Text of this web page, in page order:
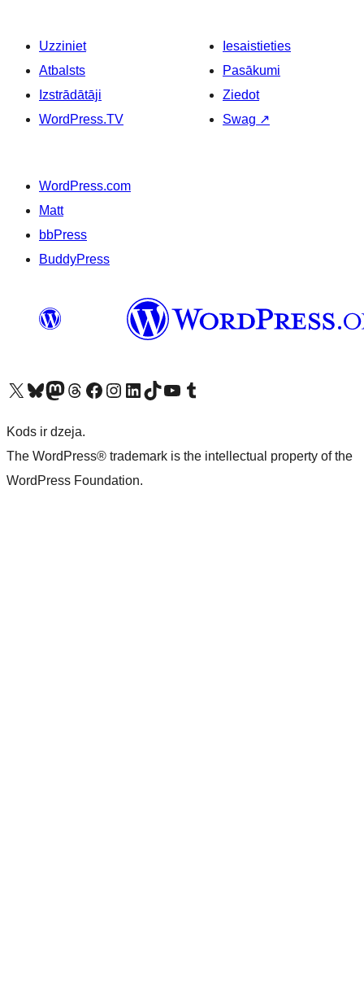
Uzziniet
Atbalsts
Izstrādātāji
WordPress.TV
Iesaistieties
Pasākumi
Ziedot
Swag ↗
WordPress.com
Matt
bbPress
BuddyPress
Apmeklējiet mūsu X (agrāk Twitter) kontu
Apmeklējiet mūsu Bluesky kontu
Apmeklējiet mūsu Mastodon kontu
Apmeklējiet mūsu Threads kontu
Apmeklējiet mūsu Facebook lapuApmeklējiet mūsu Instagram kontu
Apmeklējiet mūsu LinkedIn kontu
Apmeklējiet mūsu TikTok kontu
Apmeklējiet mūsu YouTube kanālu
Apmeklējiet mūsu Tumblr kontu
Kods ir dzeja.
The WordPress® trademark is the intellectual property of the
WordPress Foundation.